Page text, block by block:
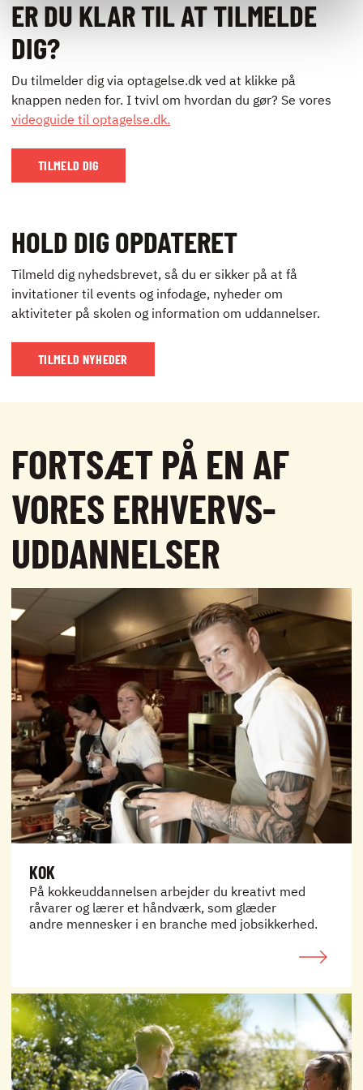
ER DU KLAR TIL AT TILMELDE
DIG?
Du tilmelder dig via optagelse.dk ved at klikke på
knappen neden for. I tvivl om hvordan du gør? Se vores
videoguide til optagelse.dk.
TILMELD DIG
HOLD DIG OPDATERET
Tilmeld dig nyhedsbrevet, så du er sikker på at få
invitationer til events og infodage, nyheder om
aktiviteter på skolen og information om uddannelser.
TILMELD NYHEDER
FORTSÆT PÅ EN AF
VORES ERHVERVS­
UDDANNELSER
KOK
På kokkeuddannelsen arbejder du kreativt med
råvarer og lærer et håndværk, som glæder
andre mennesker i en branche med jobsikkerhed.